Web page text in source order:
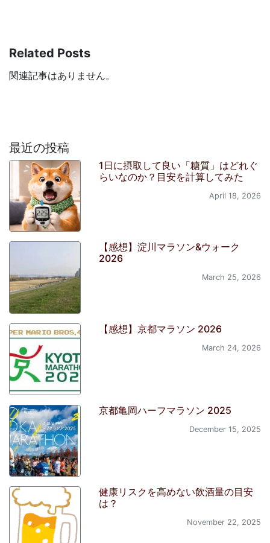
Related Posts
関連記事はありません。
最近の投稿
1日に摂取して良い「糖質」はどれぐ
らいなのか？目安を計算してみた
April 18, 2026
【感想】淀川マラソン&ウォーク
2026
March 25, 2026
【感想】京都マラソン 2026
March 24, 2026
京都亀岡ハーフマラソン 2025
December 15, 2025
健康リスクを高めない飲酒量の目安
は？
November 22, 2025